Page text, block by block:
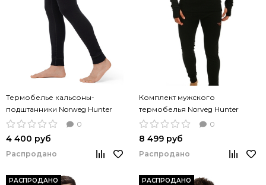
Термобелье кальсоны-
подштанники Norweg Hunter
Merino Wool шерсть0
4 400 руб
Распродано
Комплект мужского
термобелья Norveg Hunter
Merino Wool
кальсоны+футболка
0
8 499 руб
Распродано
РАСПРОДАНО
РАСПРОДАНО